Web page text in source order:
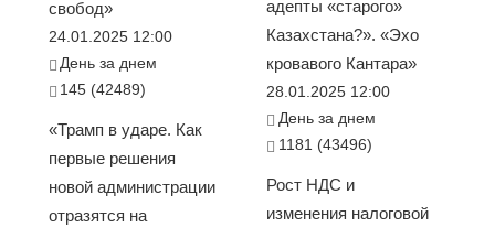
свобод»
24.01.2025 12:00
День за днем
145 (42489)
«Трамп в ударе. Как
первые решения
новой администрации
отразятся на
адепты «старого»
Казахстана?». «Эхо
кровавого Кантара»
28.01.2025 12:00
День за днем
1181 (43496)
Рост НДС и
изменения налоговой